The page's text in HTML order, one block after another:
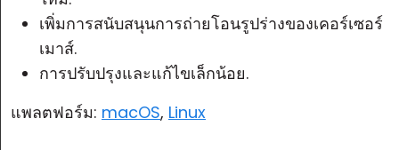
เพิ่มการสนับสนุนการถ่ายโอนรูปร่างของเคอร์เซอร์
เมาส์.
การปรับปรุงและแก้ไขเล็กน้อย.
แพลตฟอร์ม: macOS, Linux